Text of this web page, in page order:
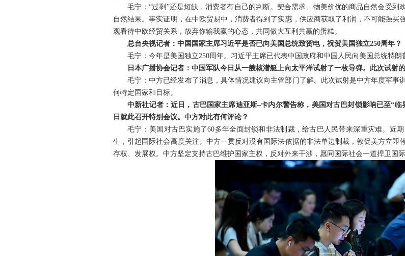
毛宁：“过剩”还是短缺，消费者有自己的判断。契合需求、物美价优的商品自然会受到
自然结果。事实证明，在中欧贸易中，消费者得到了实惠，供应商获取了利润，不可能强
观看待中欧经贸关系，放弃你输我赢的心态，共同做大互利共赢的蛋糕。
总台央视记者：中国国家主席习近平是否已向美国总统致贺电，祝贺美国独立250周年？
毛宁：今年是美国独立250周年。习近平主席已代表中国政府和中国人民向美国总统特朗
日本广播协会记者：中国军队今日从一艘核潜艇上向太平洋试射了一枚导弹。此次试射
毛宁：中方已经发布了消息，具体情况建议向主管部门了解。此次试射是中方年度军事
何特定国家和目标。
中新社记者：近日，古巴国家主席迪亚斯–卡内尔警告称，美国对古巴封锁影响已至“
日就此召开特别会议。中方对此有何评论？
毛宁：美国对古巴实施了60多年全面封锁和非法制裁，给古巴人民带来深重灾难。近
生，引起国际社会高度关注。中方一贯反对没有国际法依据的非法单边制裁，敦促美方立即
存权、发展权。中方坚定支持古巴维护国家主权，反对外来干涉，愿同国际社会一道捍卫国际